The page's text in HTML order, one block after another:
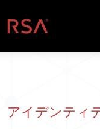
ホーム
アイデンティ